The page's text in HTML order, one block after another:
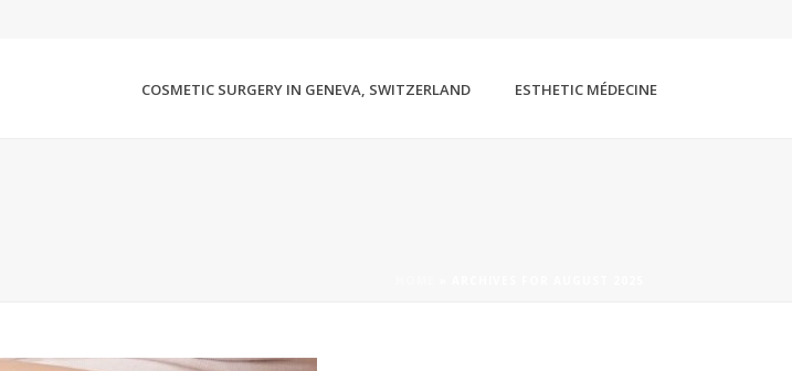
COSMETIC SURGERY IN GENEVA, SWITZERLAND ESTHETIC MÉDECINE